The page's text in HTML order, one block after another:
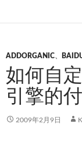
ADDORGANIC、
如何自
引擎的
2009年2月9日